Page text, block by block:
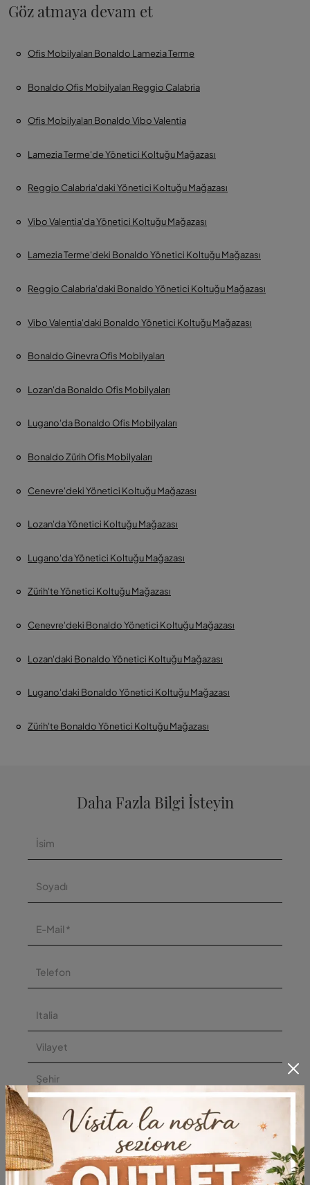
Göz atmaya devam et
Ofis Mobilyaları Bonaldo Lamezia Terme
Bonaldo Ofis Mobilyaları Reggio Calabria
Ofis Mobilyaları Bonaldo Vibo Valentia
Lamezia Terme'de Yönetici Koltuğu Mağazası
Reggio Calabria'daki Yönetici Koltuğu Mağazası
Vibo Valentia'da Yönetici Koltuğu Mağazası
Lamezia Terme'deki Bonaldo Yönetici Koltuğu Mağazası
Reggio Calabria'daki Bonaldo Yönetici Koltuğu Mağazası
Vibo Valentia'daki Bonaldo Yönetici Koltuğu Mağazası
Bonaldo Ginevra Ofis Mobilyaları
Lozan'da Bonaldo Ofis Mobilyaları
Lugano'da Bonaldo Ofis Mobilyaları
Bonaldo Zürih Ofis Mobilyaları
Cenevre'deki Yönetici Koltuğu Mağazası
Lozan'da Yönetici Koltuğu Mağazası
Lugano'da Yönetici Koltuğu Mağazası
Zürih'te Yönetici Koltuğu Mağazası
Cenevre'deki Bonaldo Yönetici Koltuğu Mağazası
Lozan'daki Bonaldo Yönetici Koltuğu Mağazası
Lugano'daki Bonaldo Yönetici Koltuğu Mağazası
Zürih'te Bonaldo Yönetici Koltuğu Mağazası
Daha Fazla Bilgi İsteyin